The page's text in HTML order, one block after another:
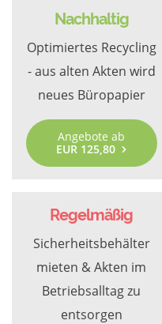
Nachhaltig
Optimiertes Recycling
- aus alten Akten wird
neues Büropapier
Angebote ab
EUR 125,80
Regelmäßig
Sicherheitsbehälter
mieten & Akten im
Betriebsalltag zu
entsorgen